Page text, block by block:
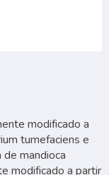
modificado a
tumefaciens e
mandioca
modificado a partir